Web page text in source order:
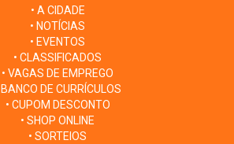
• A CIDADE
• NOTÍCIAS
• EVENTOS
• CLASSIFICADOS
• VAGAS DE EMPREGO
BANCO DE CURRÍCULOS
• CUPOM DESCONTO
• SHOP ONLINE
• SORTEIOS